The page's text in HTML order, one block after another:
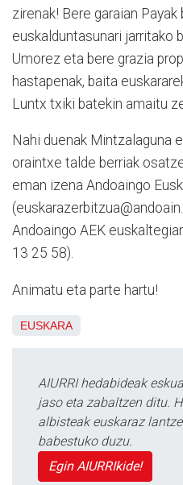
zirenak! Bere garaian
euskalduntasunari jarritako
Umorez eta bere grazia
hastapenak, baita
Luntx txiki batekin amaitu
Nahi duenak Mintzalaguna
oraintxe talde berriak
eman izena Andoaingo
Andoaingo AEK
13 25 58).
Animatu eta parte hartu!
EUSKARA
AIURRI hedabideak
jaso eta zabaltzen ditu.
albisteak euskaraz
babestuko duzu.
Egin AIURRIkide!